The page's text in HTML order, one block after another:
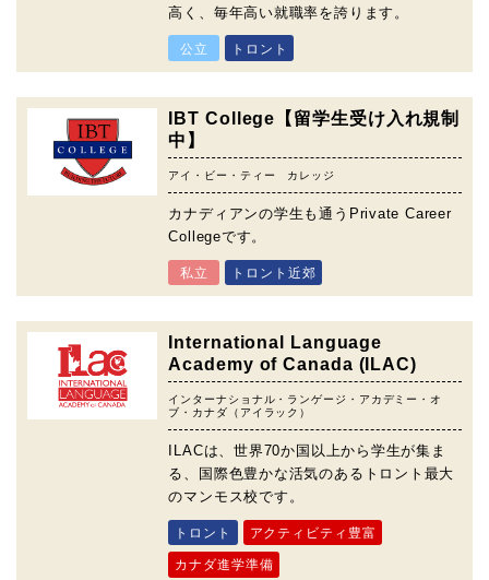
高く、毎年高い就職率を誇ります。
公立 トロント
IBT College【留学生受け入れ規制
中】
アイ・ビー・ティー カレッジ
カナディアンの学生も通うPrivate Career
Collegeです。
私立 トロント近郊
International Language
Academy of Canada (ILAC)
インターナショナル・ランゲージ・アカデミー・オ
ブ・カナダ（アイラック）
ILACは、世界70か国以上から学生が集ま
る、国際色豊かな活気のあるトロント最大
のマンモス校です。
トロント アクティビティ豊富
カナダ進学準備